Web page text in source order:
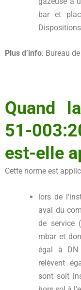
bar et
Plus d’info: Bureau
Quand
51-
est-elle
Cette norme est
lors de
aval du
de service
mbar et
égal à DN
relèvent
sont soit